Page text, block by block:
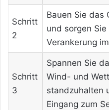
Schritt
2
Bauen Sie das
und sorgen
Verankerung
Schritt
3
Spannen Sie
Wind- und
standzuhalten
Eingang zum